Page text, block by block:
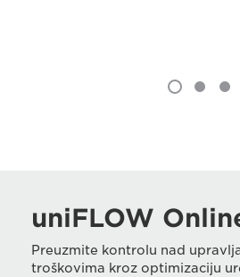
uniFLOW
Preuzmite kontrolu nad
troškovima kroz optimizaciju